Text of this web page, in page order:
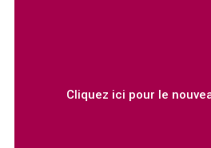
Cliquez ici pour le